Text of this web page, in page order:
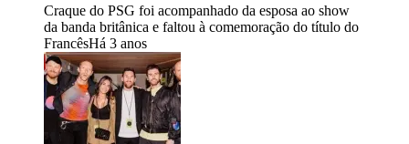
Craque do PSG foi acompanhado da esposa ao show
da banda britânica e faltou à comemoração do título do
FrancêsHá 3 anos